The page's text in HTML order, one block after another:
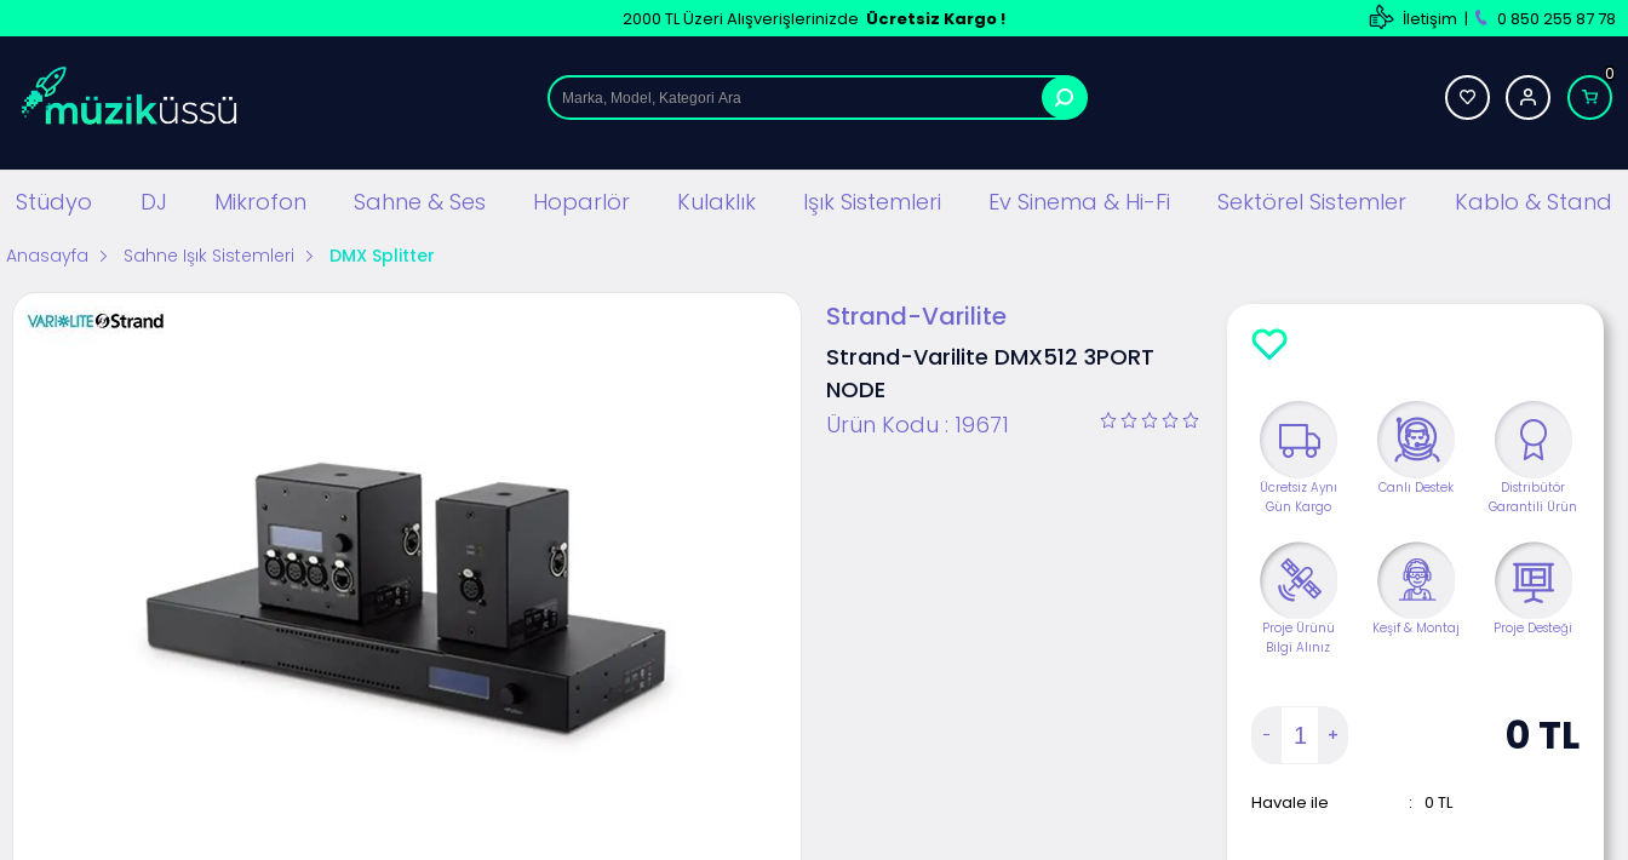
2000 TL Üzeri Alışverişlerinizde Ücretsiz Kargo ! İletişim | 0 850 255 87 78
0
Stüdyo DJ Mikrofon Sahne & Ses Hoparlör Kulaklık Işık Sistemleri Ev Sinema & Hi-Fi Sektörel Sistemler Kablo & Stand
Anasayfa Sahne Işık Sistemleri DMX Splitter
Strand-Varilite
Strand-Varilite DMX512 3PORT
NODE
Ürün Kodu : 19671
Ücretsiz Aynı
Gün Kargo
Canlı Destek
Distribütör
Garantili Ürün
Proje Ürünü
Bilgi Alınız
Keşif & Montaj Proje Desteği
0 TL
Havale ile : 0 TL